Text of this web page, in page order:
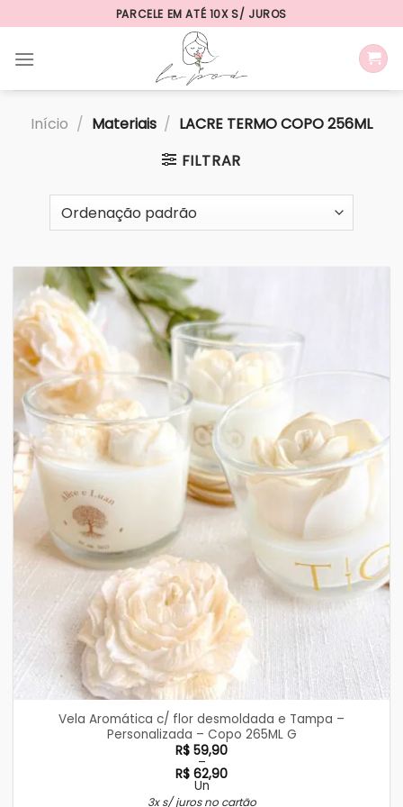
to
content
PARCELE EM ATÉ 10X S/ JUROS
Início / Materiais / LACRE TERMO COPO 256ML
FILTRAR
Vela Aromática c/ flor desmoldada e Tampa –
Personalizada – Copo 265ML G
R$ 59,90
–
R$ 62,90
Faixa
Un
3x s/ juros no cartão